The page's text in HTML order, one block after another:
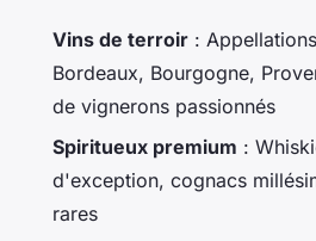
Vins de terroir :
Bordeaux, Bourgogne,
de vignerons passionnés
Spiritueux premium :
d'exception, cognacs
rares